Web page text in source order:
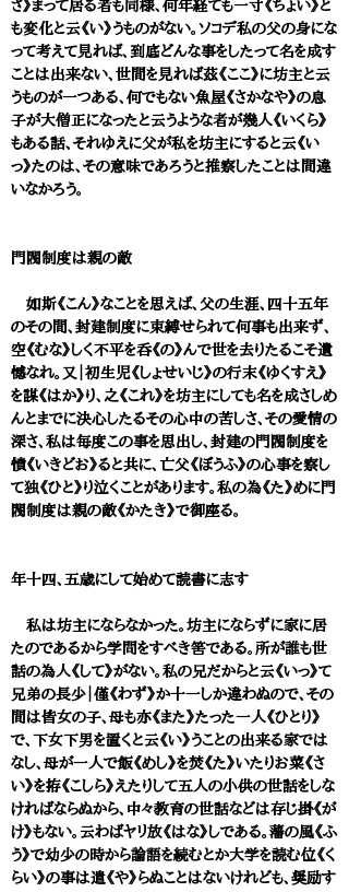
さ》まって居る者も同様、何年経ても一寸《ちょい》と
も変化と云《い》うものがない。ソコデ私の父の身にな
って考えて見れば、到底どんな事をしたって名を成す
ことは出来ない、世間を見れば茲《ここ》に坊主と云
うものが一つある、何でもない魚屋《さかなや》の息
子が大僧正になったと云うような者が幾人《いくら》
もある話、それゆえに父が私を坊主にすると云《い
っ》たのは、その意味であろうと推察したことは間違
いなかろう。
門閥制度は親の敵
如斯《こん》なことを思えば、父の生涯、四十五年
のその間、封建制度に束縛せられて何事も出来ず、
空《むな》しく不平を呑《の》んで世を去りたるこそ遺
憾なれ。又｜初生児《しょせいじ》の行末《ゆくすえ》
を謀《はか》り、之《これ》を坊主にしても名を成さしめ
んとまでに決心したるその心中の苦しさ、その愛情の
深さ、私は毎度この事を思出し、封建の門閥制度を
憤《いきどお》ると共に、亡父《ぼうふ》の心事を察し
て独《ひと》り泣くことがあります。私の為《た》めに門
閥制度は親の敵《かたき》で御座る。
年十四、五歳にして始めて読書に志す
私は坊主にならなかった。坊主にならずに家に居
たのであるから学問をすべき筈である。所が誰も世
話の為人《して》がない。私の兄だからと云《いっ》て
兄弟の長少｜僅《わず》か十一しか違わぬので、その
間は皆女の子、母も亦《また》たった一人《ひとり》
で、下女下男を置くと云《い》うことの出来る家では
なし、母が一人で飯《めし》を焚《た》いたりお菜《さ
い》を拵《こしら》えたりして五人の小供の世話をしな
ければならぬから、中々教育の世話などは存じ掛《が
け》もない。云わばヤリ放《はな》しである。藩の風《ふ
う》で幼少の時から論語を続むとか大学を読む位《く
らい》の事は遣《や》らぬことはないけれども、奨励す